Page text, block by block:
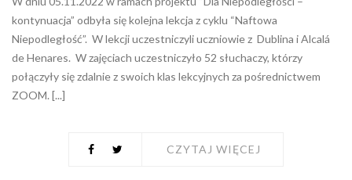
kontynuacja” odbyła się kolejna lekcja z cyklu “Naftowa
Niepodległość”. W lekcji uczestniczyli uczniowie z Dublina i Alcalá
de Henares. W zajęciach uczestniczyło 52 słuchaczy, którzy
połączyły się zdalnie z swoich klas lekcyjnych za pośrednictwem
ZOOM. [...]
CZYTAJ WIĘCEJ